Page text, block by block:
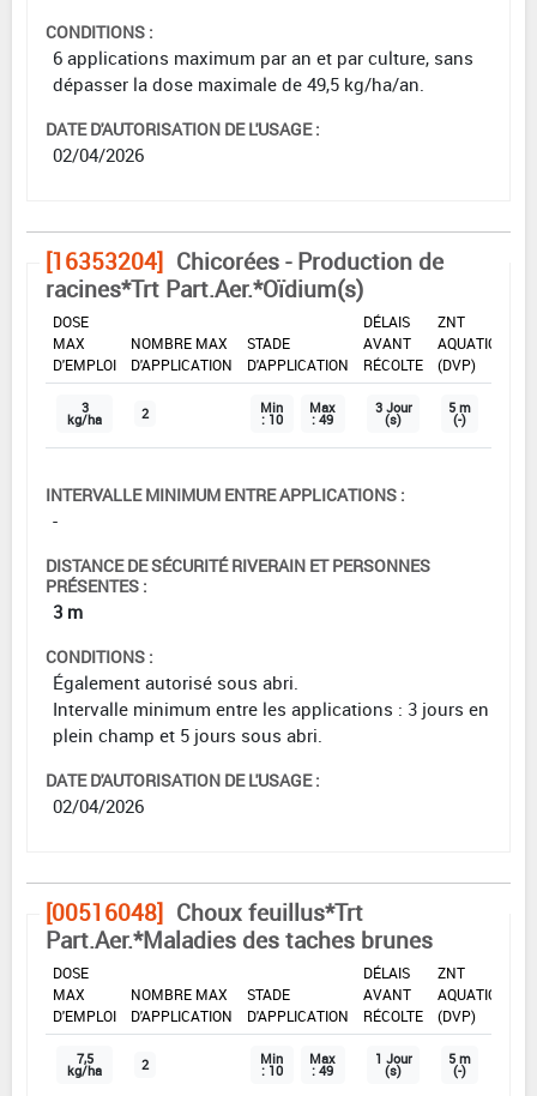
CONDITIONS :
6 applications maximum par an et par culture, sans
dépasser la dose maximale de 49,5 kg/ha/an.
DATE D'AUTORISATION DE L'USAGE :
02/04/2026
[16353204] Chicorées - Production de
racines*Trt Part.Aer.*Oïdium(s)
DOSE
MAX
D'EMPLOI
NOMBRE MAX
D'APPLICATION
STADE
D'APPLICATION
DÉLAIS
AVANT
RÉCOLTE
ZNT
AQUATIQUE
(DVP)
3
kg/ha 2 Min
: 10
Max
: 49
3 Jour
(s)
5 m
(-)
INTERVALLE MINIMUM ENTRE APPLICATIONS :
-
DISTANCE DE SÉCURITÉ RIVERAIN ET PERSONNES
PRÉSENTES :
3 m
CONDITIONS :
Également autorisé sous abri.
Intervalle minimum entre les applications : 3 jours en
plein champ et 5 jours sous abri.
DATE D'AUTORISATION DE L'USAGE :
02/04/2026
[00516048] Choux feuillus*Trt
Part.Aer.*Maladies des taches brunes
DOSE
MAX
D'EMPLOI
NOMBRE MAX
D'APPLICATION
STADE
D'APPLICATION
DÉLAIS
AVANT
RÉCOLTE
ZNT
AQUATIQUE
(DVP)
7,5
kg/ha 2 Min
: 10
Max
: 49
1 Jour
(s)
5 m
(-)